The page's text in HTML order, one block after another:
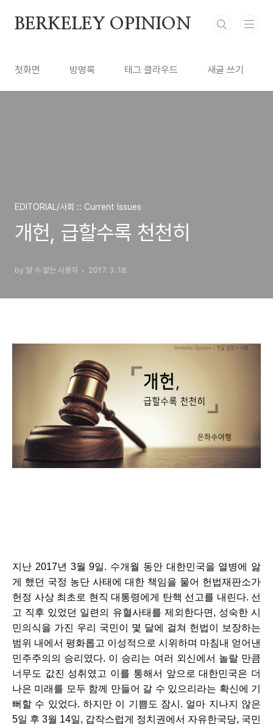
BERKELEY OPINION
첫화면 방명록 태그 클라우드 새글 쓰기
EDITORIAL/사회 :: Current Issues
개헌, 급할수록 천천히
by 알 수 없는 사용자 2017. 3. 18.
지난 2017년 3월 9일. 수개월 동안 대한민국을 열병에 앓
게 했던 국정 농단 사태에 대한 책임을 물어 헌법재판소가
헌정 사상 최초로 현직 대통령에게 탄핵 선고를 내린다. 선
고 직후 있었던 일련의 유혈사태를 제외한다면, 성숙한 시
민의식을 가진 우리 국민이 몇 달에 걸쳐 헌법이 보장하는
범위 내에서 평화롭고 이성적으로 시위하며 마침내 얻어낸
민주주의의 승리였다. 이 승리는 여러 외신에서 놀랄 만큼
너무도 값진 성취였고 이를 통해서 앞으로 대한민국은 더
나은 미래를 모두 함께 만들어 갈 수 있으리라는 확신에 기
뻐할 수 있었다. 하지만 이 기쁨도 잠시. 얼마 지나지 않은
5일 후 3월 14일, 갑작스럽게 정치권에서 자유한국당, 국민